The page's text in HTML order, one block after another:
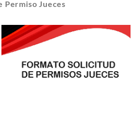
Permiso Jueces